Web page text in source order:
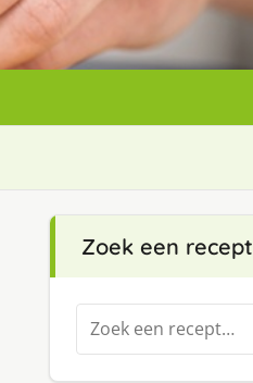
Zoek een recept
Zoeken
naar: